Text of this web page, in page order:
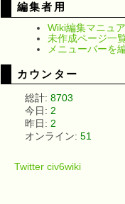
編集者用
Wiki編集マニュ
未作成ページ一
メニューバーを
カウンター
総計: 8703
今日: 2
昨日: 2
オンライン: 51
Twitter civ6wiki